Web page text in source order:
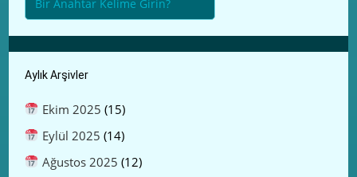
Aylık Arşivler
Ekim 2025 (15)
Eylül 2025 (14)
Ağustos 2025 (12)